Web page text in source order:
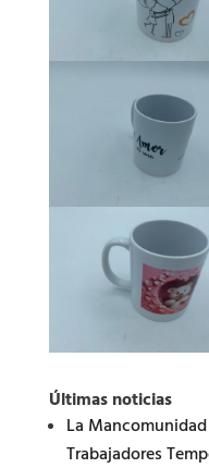
Últimas noticias
La
Trabajadores